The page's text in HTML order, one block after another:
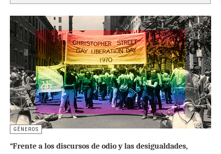
GÉNEROS
“Frente a los discursos de odio y las desigualdades,